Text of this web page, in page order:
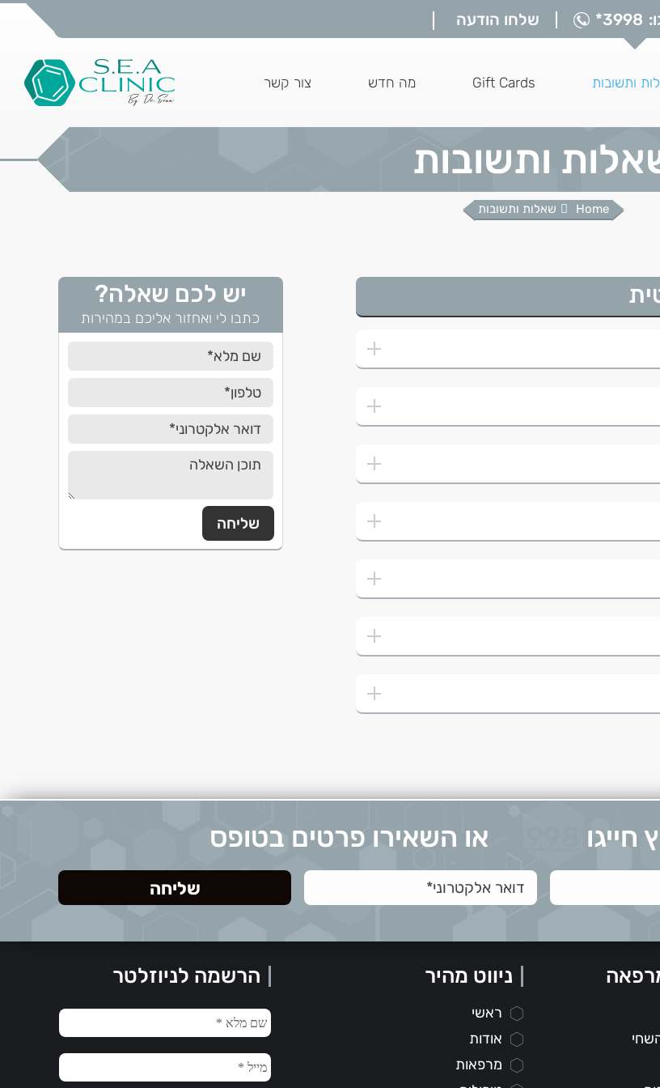
*3998 שלחו הודעה
opens
in
opens
in
opens
ותשובות Gift Cards מה חדש צור קשר
ותשובות
You are here:
Home שאלות ותשובות
יש לכם שאלה?
כתבו לי ואחזור אליכם במהירות
חייגו או השאירו פרטים בטופס
ניווט מהיר
ראשי
אודות
מרפאות
הרשמה לניוזלטר